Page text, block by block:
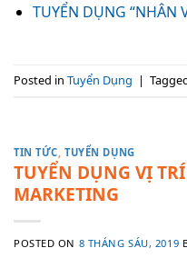
TUYỂN DỤNG “NHÂN
Posted in Tuyển Dụng |
TIN TỨC ,TUYỂN DỤNG
TUYỂN DỤNG VỊ
MARKETING
POSTED ON 8 THÁNG SÁU, 2019